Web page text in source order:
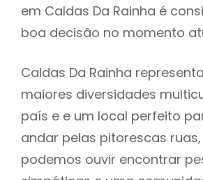
em Caldas Da Rainha é
boa decisão no momento
Caldas Da Rainha
maiores diversidades
país e e um local perfeito
andar pelas pitorescas
podemos ouvir encontrar